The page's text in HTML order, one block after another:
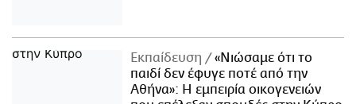
Εκπαίδευση
«Νιώσαμε ότι το
παιδί δεν έφυγε ποτέ από την
Αθήνα»: Η εμπειρία οικογενειών